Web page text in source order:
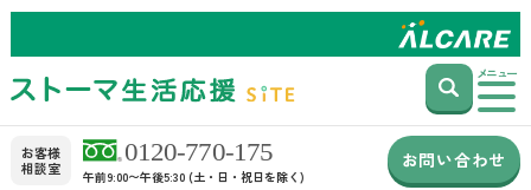
メニュー
お客様
相談室
午前9:00〜午後5:30 (土・日・祝日を除く)
お問い合わせ